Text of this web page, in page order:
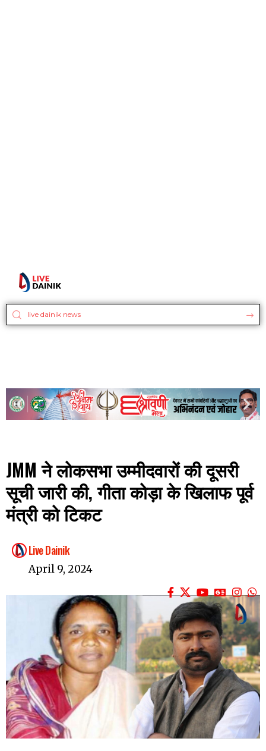
JMM ने लोकसभा उम्मीदवारों की दूसरी
सूची जारी की, गीता कोड़ा के खिलाफ पूर्व
मंत्री को टिकट
Live Dainik
April 9, 2024